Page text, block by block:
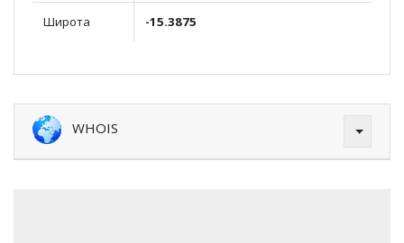
Широта -15.3875
WHOIS